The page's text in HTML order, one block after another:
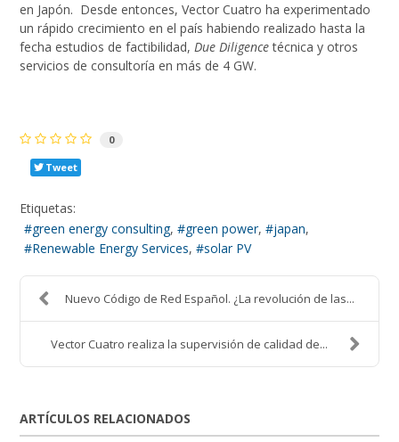
en Japón. Desde entonces, Vector Cuatro ha experimentado
un rápido crecimiento en el país habiendo realizado hasta la
fecha estudios de factibilidad,Due Diligencetécnica y otros
servicios de consultoría en más de 4 GW.
0
Tweet
Etiquetas:
green energy consulting
green power
japan
Renewable Energy Services
solar PV
Nuevo Código de Red Español. ¿La revolución de las...
Vector Cuatro realiza la supervisión de calidad de...
ARTÍCULOS RELACIONADOS